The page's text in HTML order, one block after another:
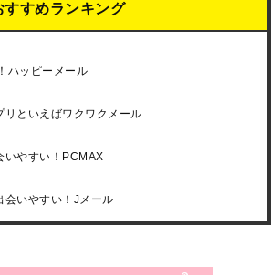
すめランキング
ハッピーメール
リといえばワクワクメール
いやすい！PCMAX
会いやすい！Jメール